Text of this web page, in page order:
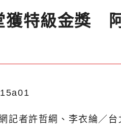
獲特級金獎
記者許哲綱、李衣綸／台